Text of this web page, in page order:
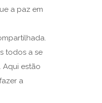
a paz em
todos a se
Aqui estão
a